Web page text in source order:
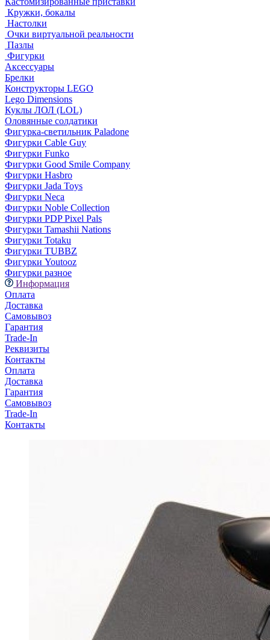
Кружки, бокалы
Настолки
Очки виртуальной реальности
Пазлы
Фигурки
Аксессуары
Брелки
Конструкторы LEGO
Lego Dimensions
Куклы ЛОЛ (LOL)
Оловянные солдатики
Фигурка-светильник Paladone
Фигурки Cable Guy
Фигурки Funko
Фигурки Good Smile Company
Фигурки Hasbro
Фигурки Jada Toys
Фигурки Neca
Фигурки Noble Collection
Фигурки PDP Pixel Pals
Фигурки Tamashii Nations
Фигурки Totaku
Фигурки TUBBZ
Фигурки Youtooz
Фигурки разное
Информация
Оплата
Доставка
Самовывоз
Гарантия
Trade-In
Реквизиты
Контакты
Оплата
Доставка
Гарантия
Самовывоз
Trade-In
Контакты